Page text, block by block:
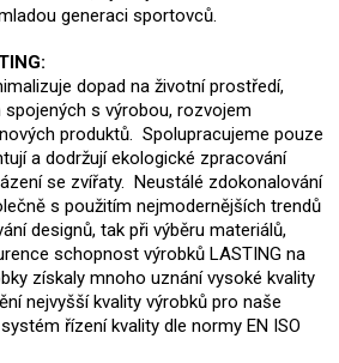
generaci sportovců.
dopad na životní prostředí,
s výrobou, rozvojem
produktů. Spolupracujeme pouze
a dodržují ekologické zpracování
se zvířaty. Neustálé zdokonalování
s použitím nejmodernějších trendů
designů, tak při výběru materiálů,
schopnost výrobků LASTING na
získaly mnoho uznání vysoké kvality
nejvyšší kvality výrobků pro naše
řízení kvality dle normy EN ISO